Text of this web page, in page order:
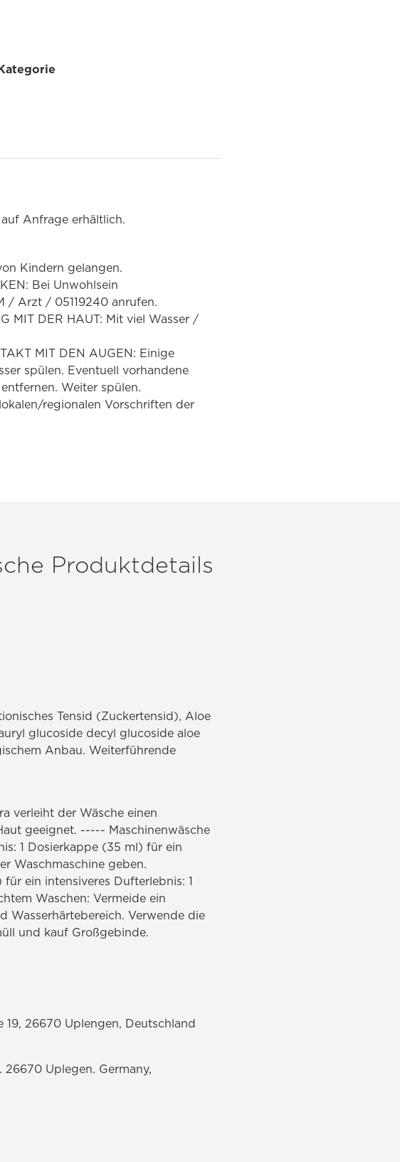
Anfrage erhältlich.
Kindern gelangen.
Bei Unwohlsein
/ Arzt / 05119240 anrufen.
MIT DER HAUT: Mit viel Wasser /
MIT DEN AUGEN: Einige
spülen. Eventuell vorhandene
Weiter spülen.
regionalen Vorschriften der
Produktdetails
Tensid (Zuckertensid), Aloe
glucoside decyl glucoside aloe
Anbau. Weiterführende
verleiht der Wäsche einen
geeignet. ----- Maschinenwäsche
1 Dosierkappe (35 ml) für ein
Waschmaschine geben.
ein intensiveres Dufterlebnis: 1
Waschen: Vermeide ein
Wasserhärtebereich. Verwende die
und kauf Großgebinde.
26670 Uplengen, Deutschland
Uplegen. Germany,